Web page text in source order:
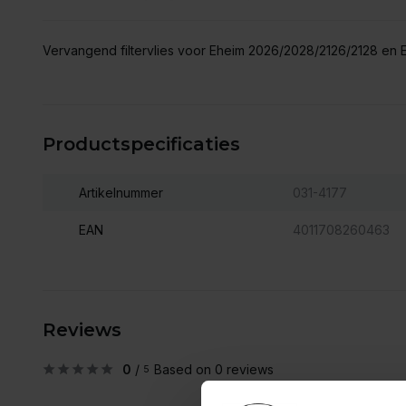
Vervangend filtervlies voor Eheim 2026/2028/2126/2128 en
Productspecificaties
Artikelnummer 031-4177
EAN 4011708260463
Reviews
0 / 5 Based on 0 reviews